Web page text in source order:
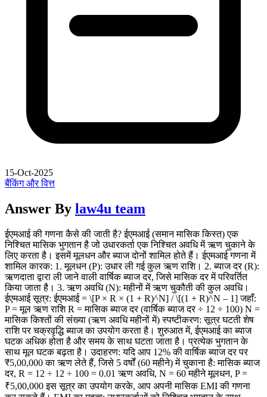
15-Oct-2025
बैंकिंग और वित्त
Answer By law4u team
ईएमआई की गणना कैसे की जाती है? ईएमआई (समान मासिक किस्त) एक
निश्चित मासिक भुगतान है जो उधारकर्ता एक निश्चित अवधि में ऋण चुकाने के
लिए करता है। इसमें मूलधन और ब्याज दोनों शामिल होते हैं। ईएमआई गणना में
शामिल कारक: 1. मूलधन (P): उधार ली गई कुल ऋण राशि। 2. ब्याज दर (R):
ऋणदाता द्वारा ली जाने वाली वार्षिक ब्याज दर, जिसे मासिक दर में परिवर्तित
किया जाता है। 3. ऋण अवधि (N): महीनों में ऋण चुकौती की कुल अवधि।
ईएमआई सूत्र: ईएमआई = \[P × R × (1 + R)^N] / \[(1 + R)^N – 1] जहाँ:
P = मूल ऋण राशि R = मासिक ब्याज दर (वार्षिक ब्याज दर ÷ 12 ÷ 100) N =
मासिक किश्तों की संख्या (ऋण अवधि महीनों में) स्पष्टीकरण: सूत्र घटती शेष
राशि पर चक्रवृद्धि ब्याज का उपयोग करता है। शुरुआत में, ईएमआई का ब्याज
घटक अधिक होता है और समय के साथ घटता जाता है। प्रत्येक भुगतान के
साथ मूल घटक बढ़ता है। उदाहरण: यदि आप 12% की वार्षिक ब्याज दर पर
₹5,00,000 का ऋण लेते हैं, जिसे 5 वर्षों (60 महीने) में चुकाना है: मासिक ब्याज
दर, R = 12 ÷ 12 ÷ 100 = 0.01 ऋण अवधि, N = 60 महीने मूलधन, P =
₹5,00,000 इस सूत्र का उपयोग करके, आप अपनी मासिक EMI की गणना